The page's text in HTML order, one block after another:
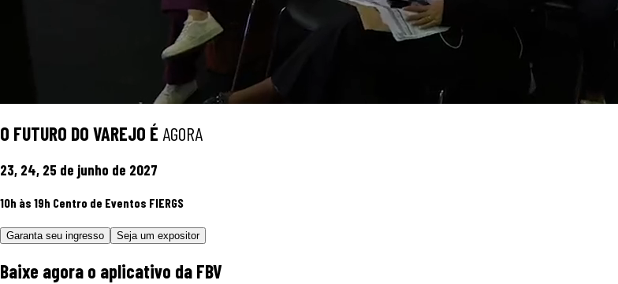
O FUTURO DO VAREJO É AGORA
23, 24, 25 de junho de 2027
10h às 19h Centro de Eventos FIERGS
Garanta seu ingresso Seja um expositor
Baixe agora o aplicativo da FBV